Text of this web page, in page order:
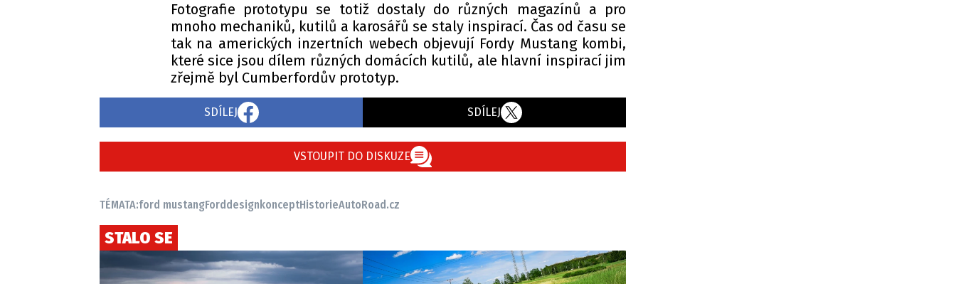
Fotografie prototypu se totiž dostaly do různých magazínů a pro
mnoho mechaniků, kutilů a karosářů se staly inspirací. Čas od času se
tak na amerických inzertních webech objevují Fordy Mustang kombi,
které sice jsou dílem různých domácích kutilů, ale hlavní inspirací jim
zřejmě byl Cumberfordův prototyp.
SDÍLEJ SDÍLEJ
VSTOUPIT DO DISKUZE
TÉMATA:ford mustangFord design konceptHistorieAutoRoad.cz
STALO SE